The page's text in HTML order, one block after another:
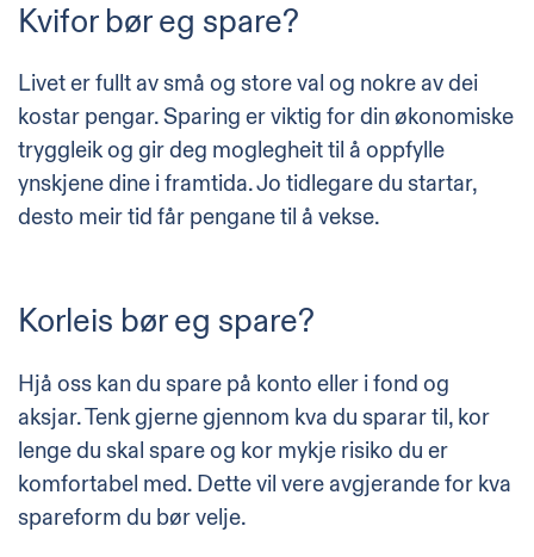
Kvifor bør eg spare?
Livet er fullt av små og store val og nokre av dei
kostar pengar. Sparing er viktig for din økonomiske
tryggleik og gir deg moglegheit til å oppfylle
ynskjene dine i framtida. Jo tidlegare du startar,
desto meir tid får pengane til å vekse.
Korleis bør eg spare?
Hjå oss kan du spare på konto eller ifond og
aksjar. Tenk gjerne gjennom kva du sparar til, kor
lenge du skal spare og kor mykje risiko du er
komfortabel med. Dette vil vere avgjerande for kva
spareform du bør velje.